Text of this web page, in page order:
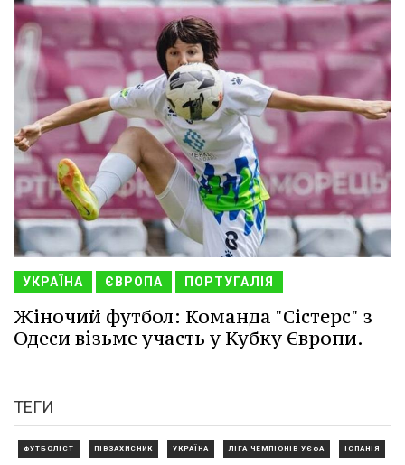
УКРАЇНА ЄВРОПА ПОРТУГАЛІЯ
Жіночий футбол: Команда "Сістерс" з
Одеси візьме участь у Кубку Європи.
ТЕГИ
ФУТБОЛІСТ ПІВЗАХИСНИК УКРАЇНА ЛІГА ЧЕМПІОНІВ УЄФА ІСПАНІЯ